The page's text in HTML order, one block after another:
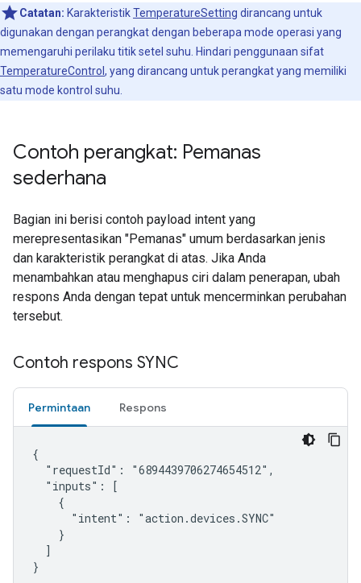
Catatan: KarakteristikTemperatureSetting dirancang untuk
digunakan dengan perangkat dengan beberapa mode operasi yang
memengaruhi perilaku titik setel suhu. Hindari penggunaan sifat
TemperatureControl , yang dirancang untuk perangkat yang memiliki
satu mode kontrol suhu.
Contoh perangkat: Pemanas
sederhana
Bagian ini berisi contoh payload intent yang
merepresentasikan "Pemanas" umum berdasarkan jenis
dan karakteristik perangkat di atas. Jika Anda
menambahkan atau menghapus ciri dalam penerapan, ubah
respons Anda dengan tepat untuk mencerminkan perubahan
tersebut.
Contoh respons SYNC
Permintaan Respons
{
  "requestId": "6894439706274654512",
  "inputs": [
    {
      "intent": "action.devices.SYNC"
    }
  ]
}